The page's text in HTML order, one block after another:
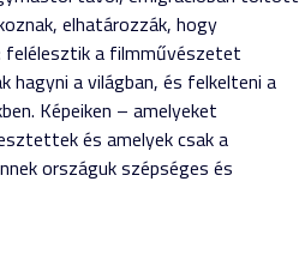
elhatározzák, hogy
felélesztik a filmművészetet
hagyni a világban, és felkelteni a
Képeiken – amelyeket
és amelyek csak a
országuk szépséges és